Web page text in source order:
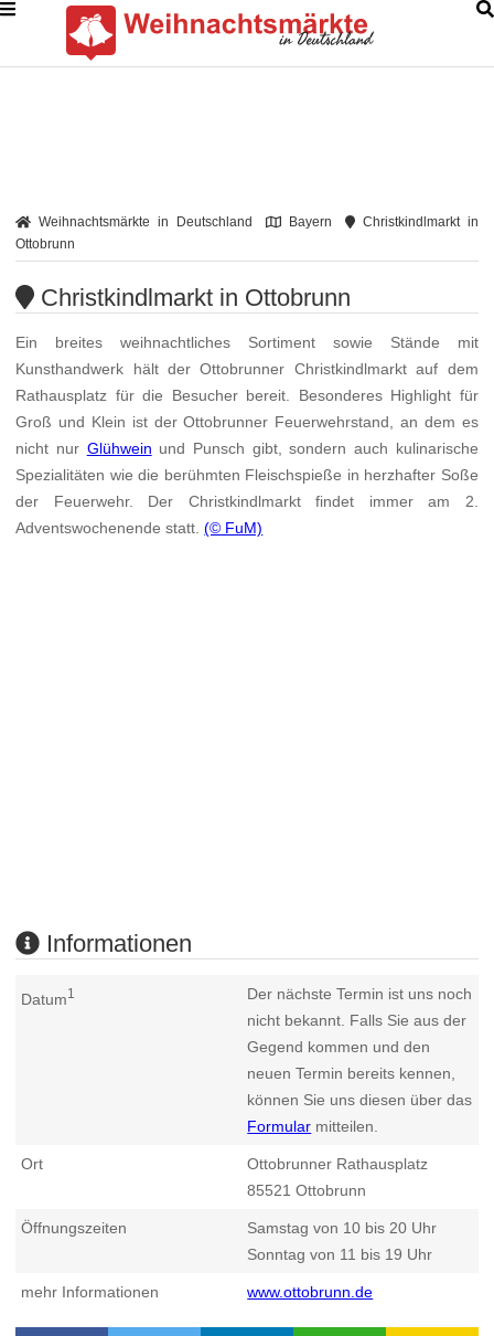
Weihnachtsmärkte in Deutschland Bayern
Christkindlmarkt in
Ottobrunn
Christkindlmarkt in Ottobrunn
Ein breites weihnachtliches Sortiment sowie Stände mit
Kunsthandwerk hält der Ottobrunner Christkindlmarkt auf dem
Rathausplatz für die Besucher bereit. Besonderes Highlight für
Groß und Klein ist der Ottobrunner Feuerwehrstand, an dem es
nicht nur Glühwein und Punsch gibt, sondern auch kulinarische
Spezialitäten wie die berühmten Fleischspieße in herzhafter Soße
der Feuerwehr. Der Christkindlmarkt findet immer am 2.
Adventswochenende statt.(© FuM)
Informationen
Datum1
Der nächste Termin ist uns noch
nicht bekannt. Falls Sie aus der
Gegend kommen und den
neuen Termin bereits kennen,
können Sie uns diesen über das
Formular mitteilen.
Ort
Ottobrunner Rathausplatz
85521 Ottobrunn
Öffnungszeiten
Samstag von 10 bis 20 Uhr
Sonntag von 11 bis 19 Uhr
mehr Informationen www.ottobrunn.de